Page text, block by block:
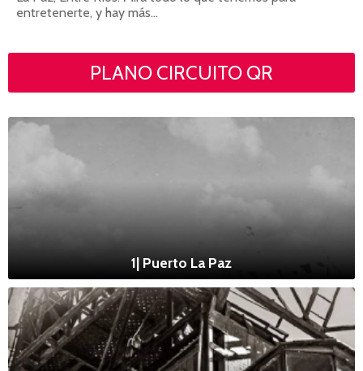
entretenerte, y hay más…
PLANO CIRCUITO QR
1| Puerto La Paz